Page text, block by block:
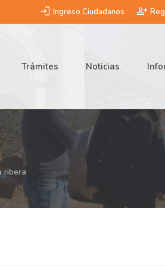
login Ingreso Ciudadanos person_add
Trámites Noticias
ribera